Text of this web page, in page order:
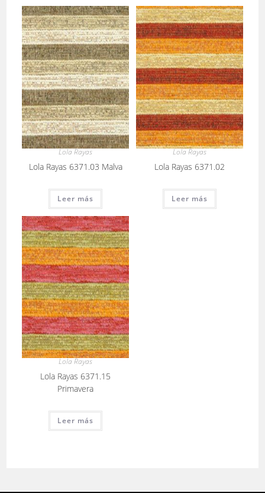
Lola Rayas
Lola Rayas 6371.03 Malva
Leer más
Lola Rayas
Lola Rayas 6371.02
Leer más
Lola Rayas
Lola Rayas 6371.15
Primavera
Leer más